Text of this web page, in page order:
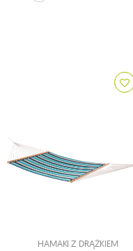
HAMAKI Z DRĄŻKIEM